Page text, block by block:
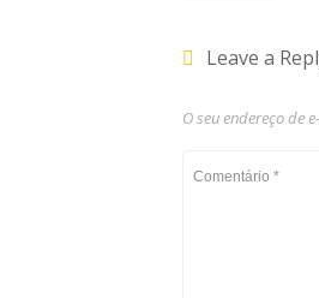
Leave a
O seu endereço de